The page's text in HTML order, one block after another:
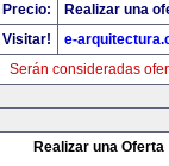
Precio:
Realizar una
Visitar!
e-
Serán consideradas
Realizar una Oferta